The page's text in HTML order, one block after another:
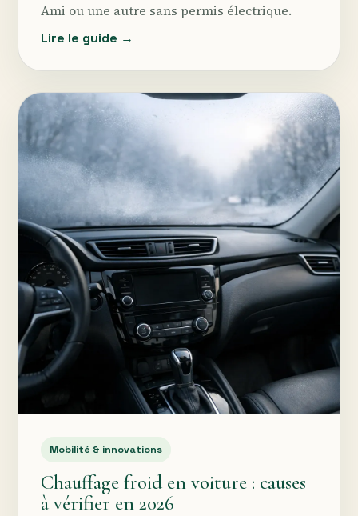
Ami ou une autre sans permis électrique.
Lire le guide →
Mobilité & innovations
Chauffage froid en voiture : causes
à vérifier en 2026